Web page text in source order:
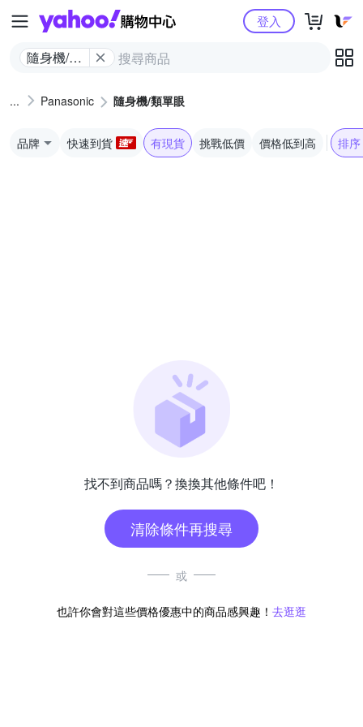
Yahoo購物中心
隨身機/類
登入
Panasonic 隨身機/類單眼
品牌 快速到貨 有現貨 挑戰低價 價格低到高 排序
找不到商品嗎？換換其他條件吧！
清除條件再搜尋
或
也許你會對這些價格優惠中的商品感興趣！ 去逛逛